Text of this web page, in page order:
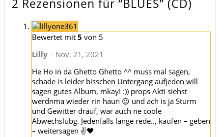
2 Rezensionen für “BLUES” (CD)
Bewertet mit 5 von 5
Lilly – Nov. 21, 2021
He Ho in da Ghetto Ghetto ^^ muss mal sagen,
schade is leider bisschen Untergang aufjeden will
sagen gutes Album, mkay! :)) props Akti siehst
werdnma wieder rin haun 😉 und ach is ja Sturm
und Gewitter drauf, war auch ne coole
Abwechslubg. Jedenfalls lange rede.., kaufen – geben
– weitersagen ✌♥️